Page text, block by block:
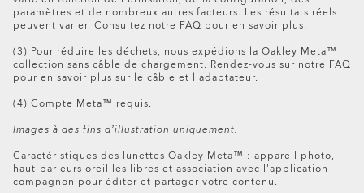
veuillez demander un kit de retour au service client
et nous vous enverrons par courrier tout ce dont
instructions d’expédition à l’intérieur de votre boîte.
Ou téléchargez les instructionsici.
Veuillez noter : votre demande de remboursement sera
traitée en magasin et vous recevrez un e-mail de
confirmation lorsque votre remboursement sera traité.
Le montant total du remboursement sera visible sur votre
compte dans un délai de 5 jours.
paramètres et de nombreux autres facteurs. Les résultats réels
peuvent varier. Consultez notre FAQ pour en savoir plus.
(3) Pour réduire les déchets, nous expédions la Oakley Meta™
collection sans câble de chargement. Rendez-vous sur notre FAQ
pour en savoir plus sur le câble et l'adaptateur.
(4) Compte Meta™ requis.
Images à des fins d’illustration uniquement.
Caractéristiques des lunettes Oakley Meta™ : appareil photo,
haut-parleurs oreillles libres et association avec l'application
compagnon pour éditer et partager votre contenu.